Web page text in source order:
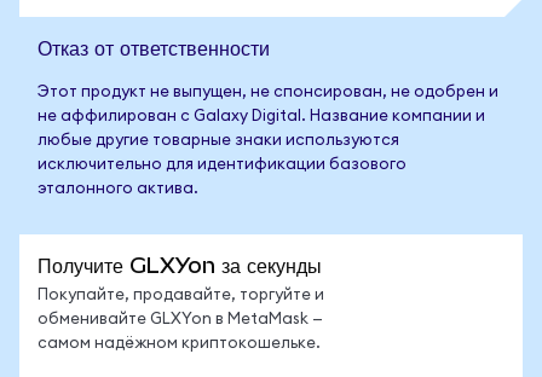
Отказ от ответственности
Этот продукт не выпущен, не спонсирован, не одобрен и
не аффилирован с Galaxy Digital. Название компании и
любые другие товарные знаки используются
исключительно для идентификации базового
эталонного актива.
Получите GLXYon за секунды
Покупайте, продавайте, торгуйте и
обменивайте GLXYon в MetaMask —
самом надёжном криптокошельке.